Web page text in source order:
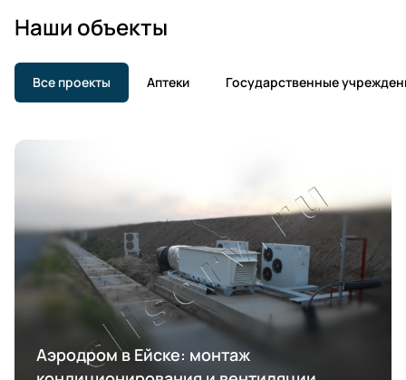
Наши объекты
Все проекты Аптеки Государственные
Аэродром в Ейске: монтаж